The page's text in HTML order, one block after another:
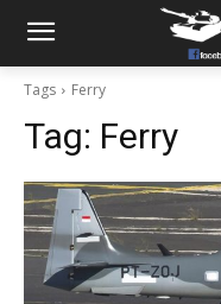
Tags Ferry
Tag: Ferry